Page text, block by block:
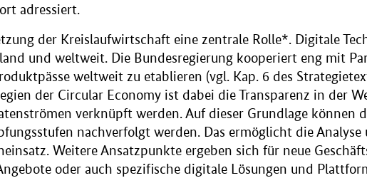
adressiert.
der Kreislaufwirtschaft eine zentrale Rolle*. Digitale
und weltweit. Die Bundesregierung kooperiert eng mit
weltweit zu etablieren (vgl. Kap. 6 des
der Circular Economy ist dabei die Transparenz in der
verknüpft werden. Auf dieser Grundlage können
nachverfolgt werden. Das ermöglicht die
Weitere Ansatzpunkte ergeben sich für neue
oder auch spezifische digitale Lösungen und